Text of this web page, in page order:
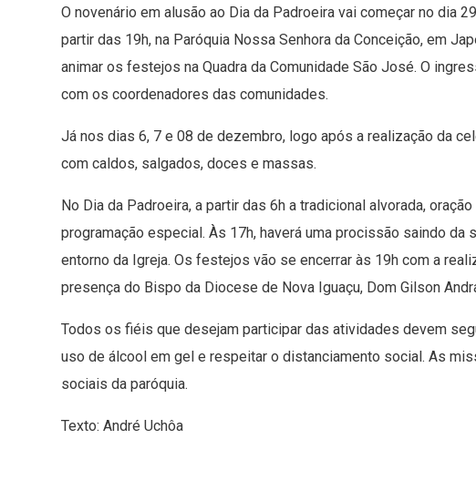
O novenário em alusão ao Dia da Padroeira vai começar no dia
partir das 19h, na Paróquia Nossa Senhora da Conceição, em
animar os festejos na Quadra da Comunidade São José. O
com os coordenadores das comunidades.
Já nos dias 6, 7 e 08 de dezembro, logo após a realização da
com caldos, salgados, doces e massas.
No Dia da Padroeira, a partir das 6h a tradicional alvorada,
programação especial. Às 17h, haverá uma procissão saindo da
entorno da Igreja. Os festejos vão se encerrar às 19h com a
presença do Bispo da Diocese de Nova Iguaçu, Dom Gilson
Todos os fiéis que desejam participar das atividades devem
uso de álcool em gel e respeitar o distanciamento social. As
sociais da paróquia.
Texto: André Uchôa